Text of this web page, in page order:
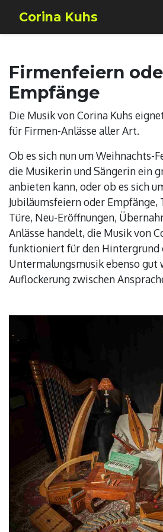
Corina Kuhs
Firmenfeiern
Empfänge
Die Musik von Corina Kuhs
für Firmen-Anlässe aller Art.
Ob es sich nun um Weihnachts-
die Musikerin und Sängerin ein
anbieten kann, oder ob es sich
Jubiläumsfeiern oder Empfänge,
Türe, Neu-Eröffnungen,
Anlässe handelt, die Musik von
funktioniert für den Hintergrund
Untermalungsmusik ebenso gut
Auflockerung zwischen